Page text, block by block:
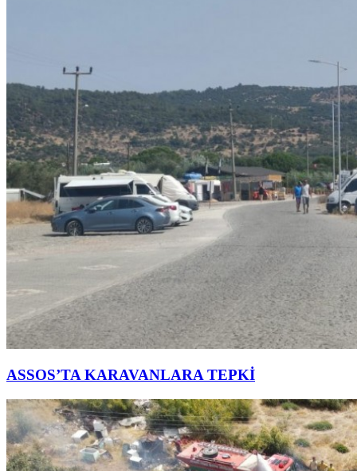
ASSOS’TA KARAVANLARA TEPKİ